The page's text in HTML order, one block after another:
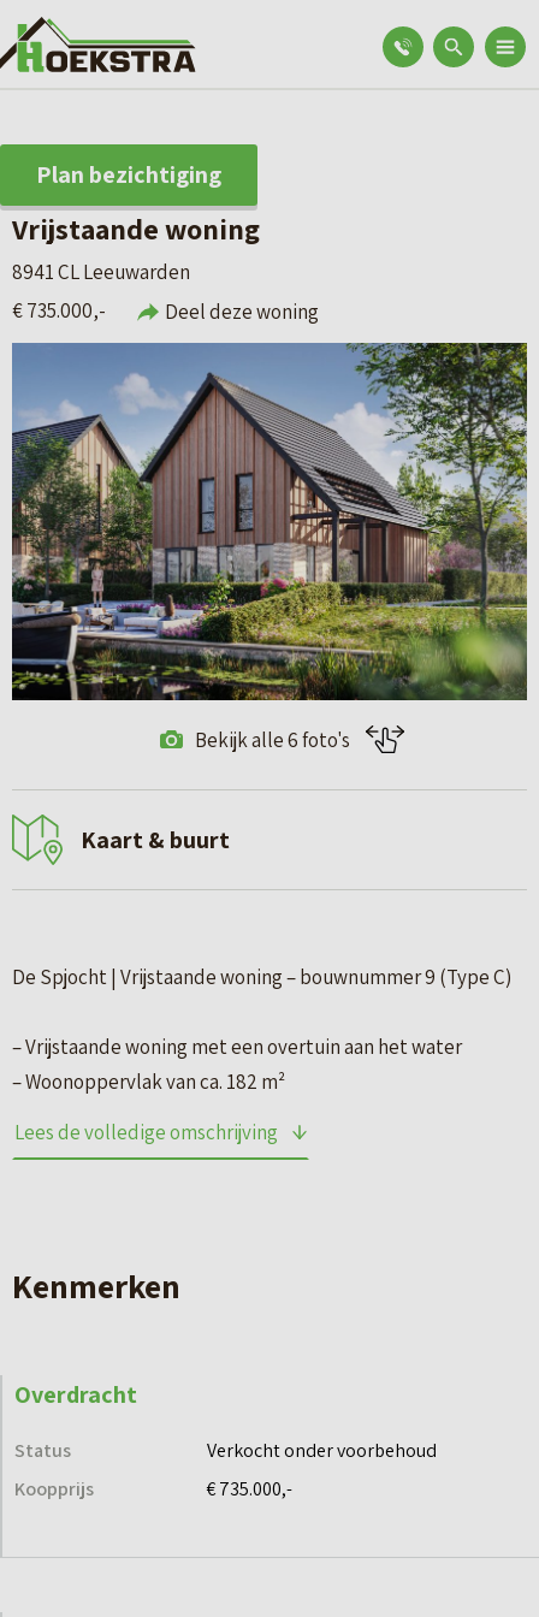
Plan bezichtiging
Vrijstaande woning
8941 CL Leeuwarden
€ 735.000,-
Deel deze woning
Bekijk alle 6 foto's
Kaart & buurt
De Spjocht | Vrijstaande woning – bouwnummer 9 (Type C)
– Vrijstaande woning met een overtuin aan het water
– Woonoppervlak van ca. 182 m²
– 4 Slaapkamers en badkamer met sanitair en tegels
– Naast de berging een parkeerplaats op eigen terrein met
tuinen. De woningen liggen aan een openbaar wandelpad
langs de waterkant. Even dat pad oversteken en je staat in
Lees de volledige omschrijving
Kenmerken
Overdracht
Status
Verkocht onder voorbehoud
Koopprijs
€ 735.000,-